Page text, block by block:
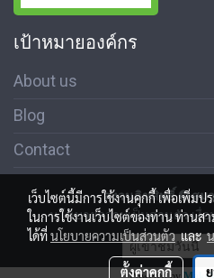
เป้าหมายองค์กร
About us
Blog
Contact
สงวนลิขสิทธิ์ © สม
นโนบายความเป็นส่วนตัว เงื่
ผู้เข้าชมวันนี้
เว็บไซต์นี้มีการใช้งานคุกกี้ เพื่อเพิ่ม
ในการใช้งานเว็บไซต์ของท่าน ท่านส
ได้ที่นโยบายความเป็นส่วนตัวและ
ตั้งค่าคุกกี้